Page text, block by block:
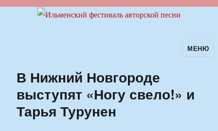
Ильменский фестиваль авторскойМЕНЮ
В Нижний Новгороде
выступят «Ногу свело!» и
Тарья Турунен